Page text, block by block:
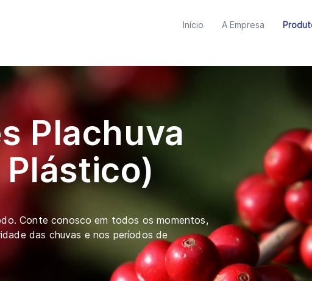
Início A Empresa
Plachuva
Plástico)
Conte conosco em todos os momentos,
das chuvas e nos períodos de